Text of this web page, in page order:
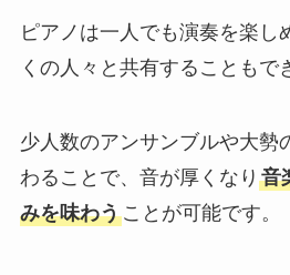
ピアノは一人でも演奏を楽し
くの人々と共有することもで
少人数のアンサンブルや大勢
わることで、音が厚くなり 音
みを味わうことが可能です。